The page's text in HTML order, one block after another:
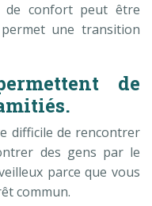
de confort peut être
une transition
de
.
difficile de rencontrer
des gens par le
parce que vous
commun.